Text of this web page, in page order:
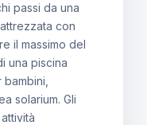
passi da una
con
il massimo del
una piscina
solarium. Gli